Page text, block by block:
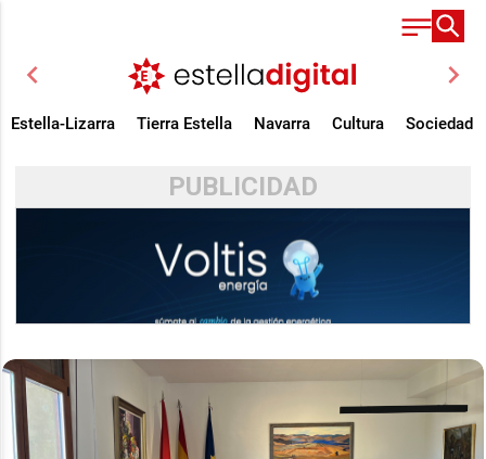
chevron_left chevron_right
Estella-Lizarra Tierra Estella Navarra Cultura Sociedad
PUBLICIDAD